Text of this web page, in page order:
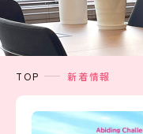
TOP 新着情報